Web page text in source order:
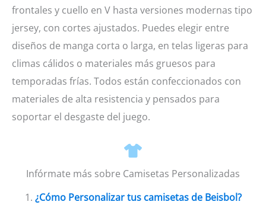
frontales y cuello en V hasta versiones modernas tipo
jersey, con cortes ajustados. Puedes elegir entre
diseños de manga corta o larga, en telas ligeras para
climas cálidos o materiales más gruesos para
temporadas frías. Todos están confeccionados con
materiales de alta resistencia y pensados para
soportar el desgaste del juego.
Infórmate más sobre Camisetas Personalizadas
1. ¿Cómo Personalizar tus camisetas de Beisbol?